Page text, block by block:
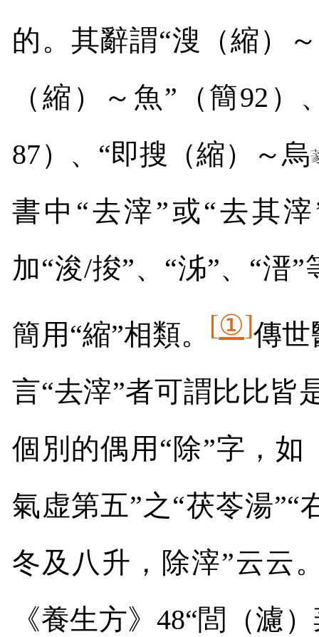
的。其辭謂“溲（縮）
（縮）～魚”（簡92 ）
87）、“即搜（縮）～烏
書中“去滓”或“去其
加“浚/捘”、“泲”、“溍
簡用“縮”相類。 [①]傳世
言“去滓”者可謂比比皆
個別的偶用“除”字，如
氣虚第五”之“茯苓湯
冬及八升，除滓”云云
《養生方》 48“閭（濾